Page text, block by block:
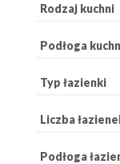
Rodzaj kuchni
Podłoga
Typ łazienki
Liczba
Podłoga